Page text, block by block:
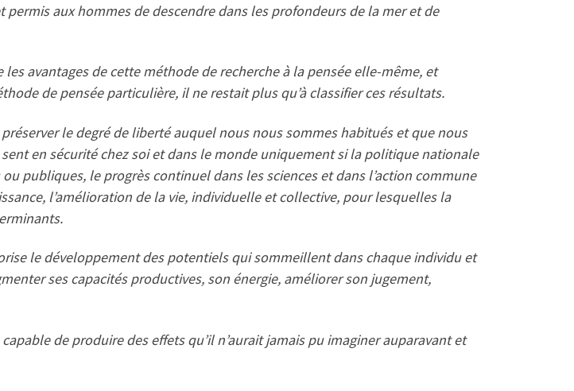
aux hommes de descendre dans les profondeurs de la mer et de
avantages de cette méthode de recherche à la pensée elle-même, et
de pensée particulière, il ne restait plus qu’à classifier ces résultats.
le degré de liberté auquel nous nous sommes habitués et que nous
en sécurité chez soi et dans le monde uniquement si la politique nationale
publiques, le progrès continuel dans les sciences et dans l’action commune
l’amélioration de la vie, individuelle et collective, pour lesquelles la
le développement des potentiels qui sommeillent dans chaque individu et
ses capacités productives, son énergie, améliorer son jugement,
de produire des effets qu’il n’aurait jamais pu imaginer auparavant et